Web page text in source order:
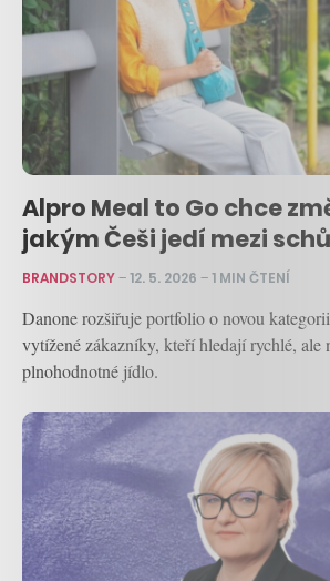
Alpro Meal to Go chce
jakým Češi jedí mezi
BRANDSTORY–12. 5. 2026 –1 MIN ČTENÍ
Danone rozšiřuje portfolio o novou
vytížené zákazníky, kteří hledají rychlé, ale
plnohodnotné jídlo.